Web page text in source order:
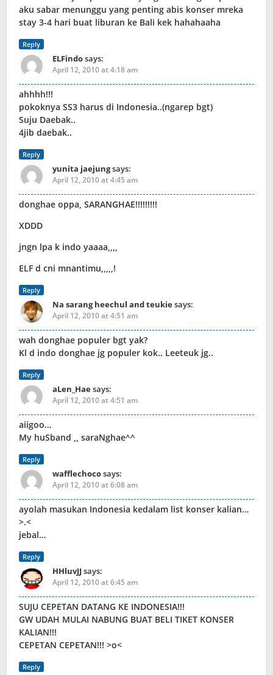
aku sabar menunggu yang penting abis konser mreka
stay 3-4 hari buat liburan ke Bali kek hahahaaha
Reply
ELFindosays:
April 12, 2010 at 4:18 am
ahhhh!!!
pokoknya SS3 harus di Indonesia..(ngarep bgt)
Suju Daebak..
4jib daebak..
Reply
yunita jaejungsays:
April 12, 2010 at 4:45 am
donghae oppa, SARANGHAE!!!!!!!!!
XDDD
jngn lpa k indo yaaaa,,,,
ELF d cni mnantimu,,,,,!
Reply
Na sarang heechul and teukiesays:
April 12, 2010 at 4:51 am
wah donghae populer bgt yak?
Kl d indo donghae jg populer kok.. Leeteuk jg..
Reply
aLen_Haesays:
April 12, 2010 at 4:51 am
aiigoo…
My huSband ,, saraNghae^^
Reply
wafflechocosays:
April 12, 2010 at 6:08 am
ayolah masukan Indonesia kedalam list konser kalian…
>.<
jebal…
Reply
HHluvJJsays:
April 12, 2010 at 6:45 am
SUJU CEPETAN DATANG KE INDONESIA!!!
GW UDAH MULAI NABUNG BUAT BELI TIKET KONSER
KALIAN!!!
CEPETAN CEPETAN!!! >o<
Reply